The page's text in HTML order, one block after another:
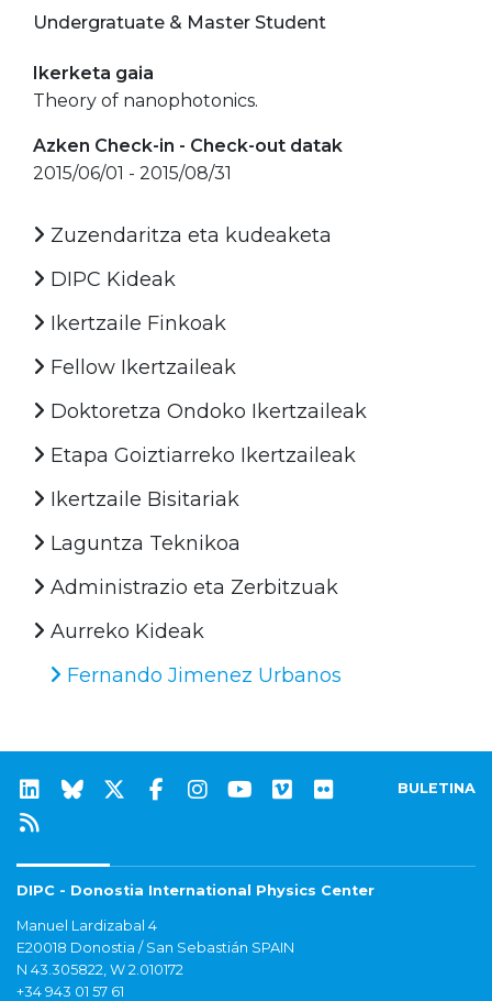
Undergratuate & Master Student
Ikerketa gaia
Theory of nanophotonics.
Azken Check-in - Check-out datak
2015/06/01 - 2015/08/31
Zuzendaritza eta kudeaketa
DIPC Kideak
Ikertzaile Finkoak
Fellow Ikertzaileak
Doktoretza Ondoko Ikertzaileak
Etapa Goiztiarreko Ikertzaileak
Ikertzaile Bisitariak
Laguntza Teknikoa
Administrazio eta Zerbitzuak
Aurreko Kideak
Fernando Jimenez Urbanos
BULETINA
DIPC - Donostia International Physics Center
Manuel Lardizabal 4
E20018 Donostia / San Sebastián SPAIN
N 43.305822, W 2.010172
+34 943 01 57 61